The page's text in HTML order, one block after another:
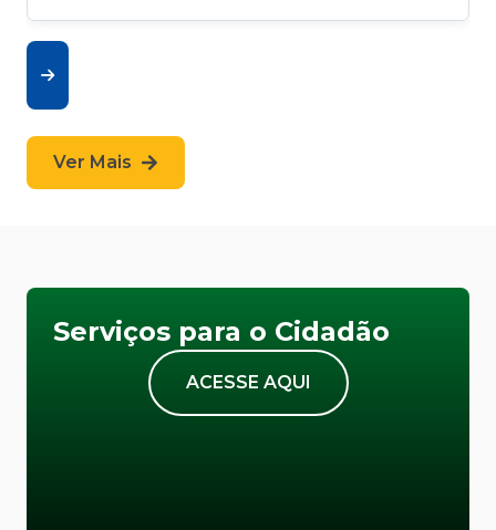
Ver Mais
Serviços para o Cidadão
ACESSE AQUI